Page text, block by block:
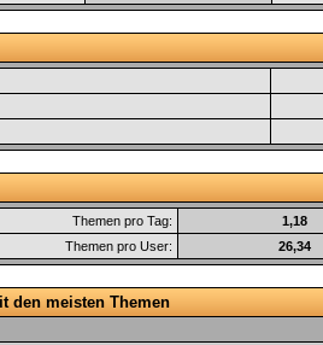
Themen pro Tag: 1,18
Themen pro User:
26,34
den meisten Themen